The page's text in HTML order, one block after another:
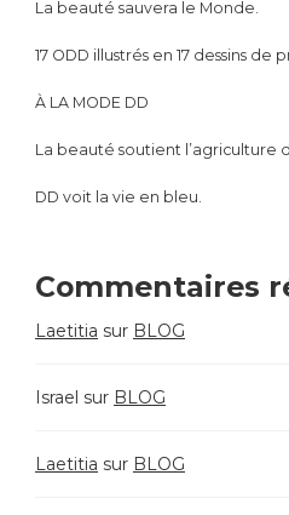
La beauté sauvera le Monde.
17 ODD illustrés en 17 dessins de
À LA MODE DD
La beauté soutient l’agriculture
DD voit la vie en bleu.
Commentaires
Laetitia sur BLOG
Israel sur BLOG
Laetitia sur BLOG